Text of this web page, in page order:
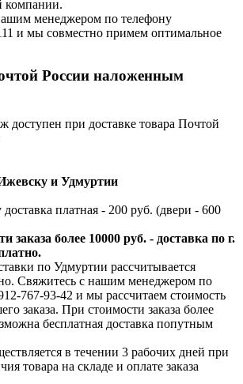
компании.
менеджером по телефону
и мы совместно примем оптимальное
России наложенным
доступен при доставке товара Почтой
и Удмуртии
платная - 200 руб. (двери - 600
заказа более 10000 руб. - доставка по г.
по Удмуртии рассчитывается
Свяжитесь с нашим менеджером по
767-93-42 и мы рассчитаем стоимость
заказа. При стоимости заказа более
бесплатная доставка попутным
в течении 3 рабочих дней при
товара на складе и оплате заказа